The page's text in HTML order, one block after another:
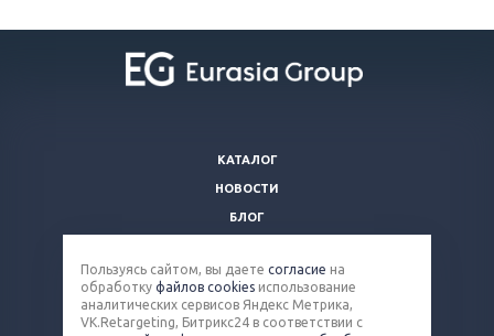
КАТАЛОГ
НОВОСТИ
БЛОГ
КОМПАНИЯ
КОНТАКТЫ
Пользуясь сайтом, вы даете согласие на
обработку файлов cookies использование
аналитических сервисов Яндекс Метрика,
VK.Retargeting, Битрикс24 в соответствии с